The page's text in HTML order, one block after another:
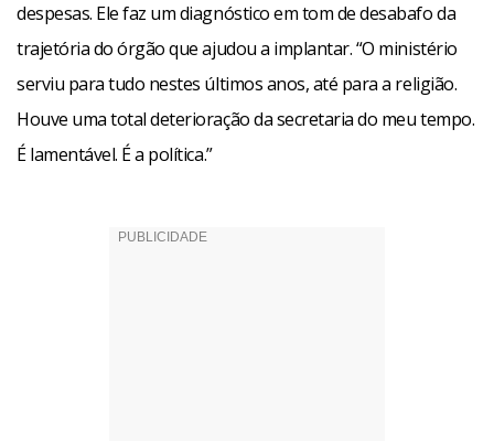
despesas. Ele faz um diagnóstico em tom de desabafo da
trajetória do órgão que ajudou a implantar. “O ministério
serviu para tudo nestes últimos anos, até para a religião.
Houve uma total deterioração da secretaria do meu tempo.
É lamentável. É a política.”